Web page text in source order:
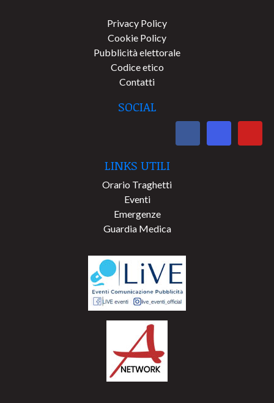
Privacy Policy
Cookie Policy
Pubblicità elettorale
Codice etico
Contatti
SOCIAL
LINKS UTILI
Orario Traghetti
Eventi
Emergenze
Guardia Medica